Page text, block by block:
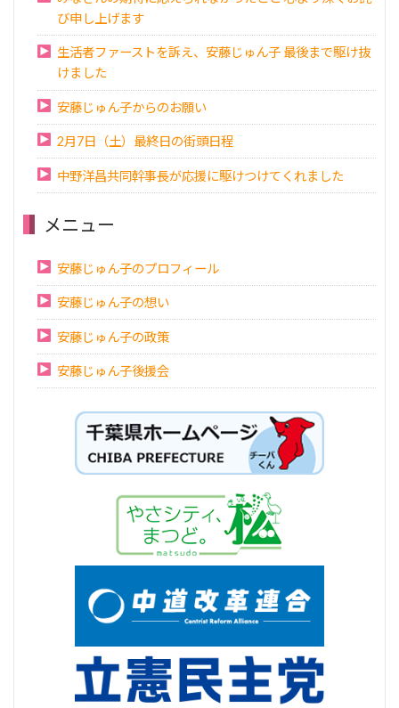
び申し上げます
生活者ファーストを訴え、安藤じゅん子 最後まで駆け抜
けました
安藤じゅん子からのお願い
2月7日（土）最終日の街頭日程
中野洋昌共同幹事長が応援に駆けつけてくれました
メニュー
安藤じゅん子のプロフィール
安藤じゅん子の想い
安藤じゅん子の政策
安藤じゅん子後援会